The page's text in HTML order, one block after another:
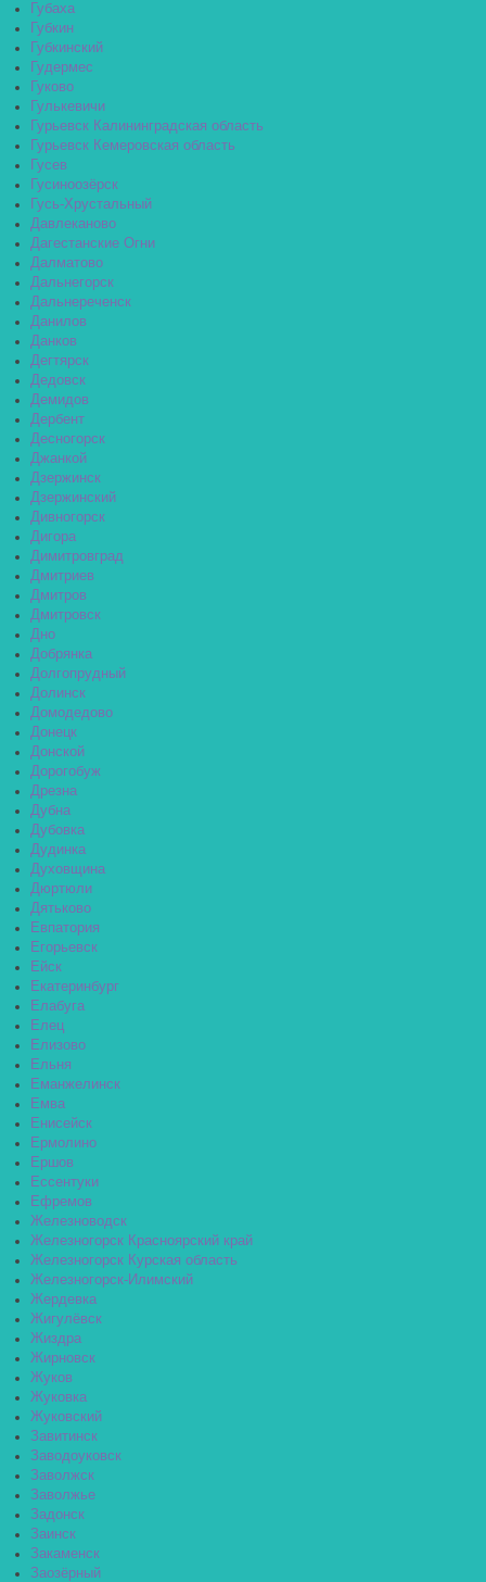
Губаха
Губкин
Губкинский
Гудермес
Гуково
Гулькевичи
Гурьевск Калининградская область
Гурьевск Кемеровская область
Гусев
Гусиноозёрск
Гусь-Хрустальный
Давлеканово
Дагестанские Огни
Далматово
Дальнегорск
Дальнереченск
Данилов
Данков
Дегтярск
Дедовск
Демидов
Дербент
Десногорск
Джанкой
Дзержинск
Дзержинский
Дивногорск
Дигора
Димитровград
Дмитриев
Дмитров
Дмитровск
Дно
Добрянка
Долгопрудный
Долинск
Домодедово
Донецк
Донской
Дорогобуж
Дрезна
Дубна
Дубовка
Дудинка
Духовщина
Дюртюли
Дятьково
Евпатория
Егорьевск
Ейск
Екатеринбург
Елабуга
Елец
Елизово
Ельня
Еманжелинск
Емва
Енисейск
Ермолино
Ершов
Ессентуки
Ефремов
Железноводск
Железногорск Красноярский край
Железногорск Курская область
Железногорск-Илимский
Жердевка
Жигулёвск
Жиздра
Жирновск
Жуков
Жуковка
Жуковский
Завитинск
Заводоуковск
Заволжск
Заволжье
Задонск
Заинск
Закаменск
Заозёрный